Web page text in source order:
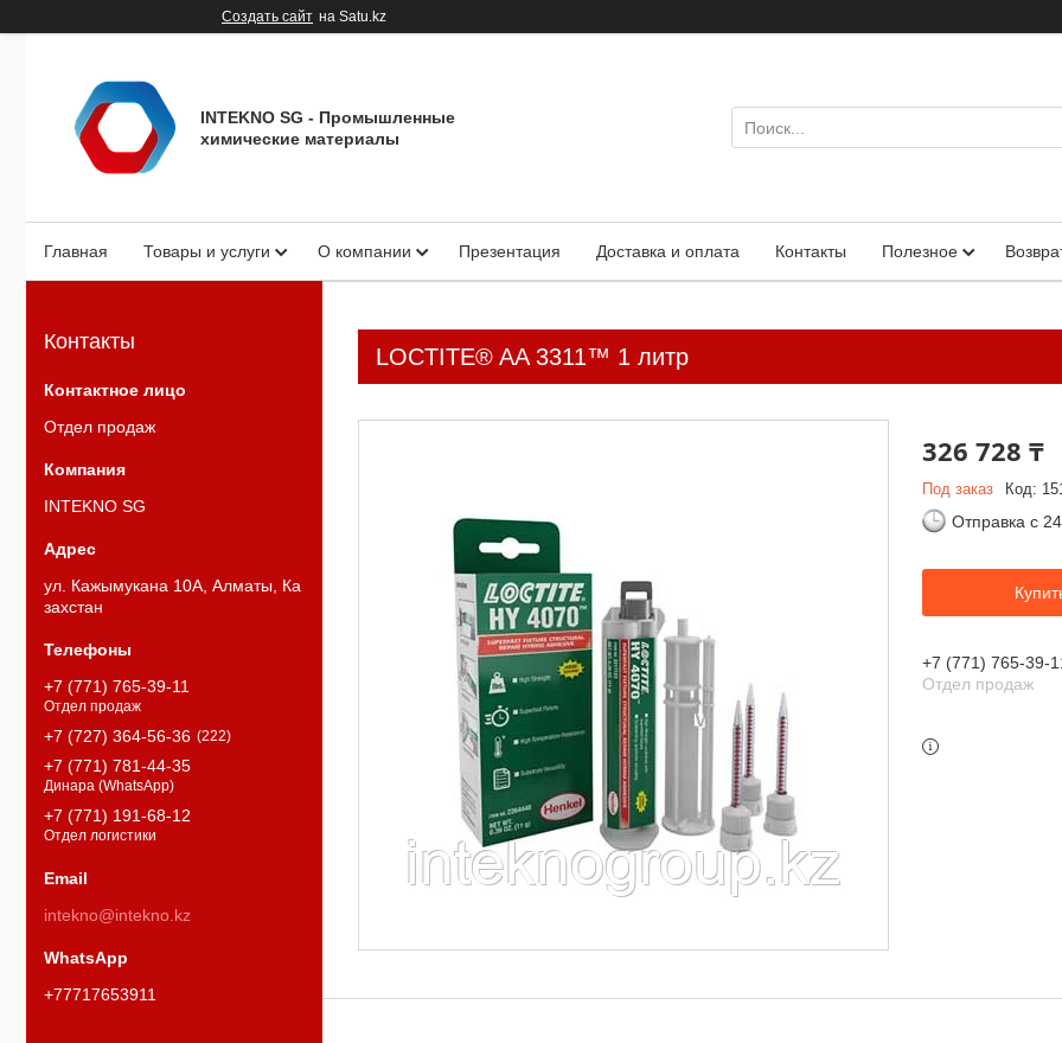
Создать сайт на Satu.kz
INTEKNO SG - Промышленные
химические материалы
Главная Товары и услуги О компании Презентация Доставка и оплата Контакты Полезное
LOCTITE® AA 3311™ 1 литр
326 728 ₸
Под заказ Код:
Отправка с
+7 (771) 765-39-
Отдел продаж
Контакты
Отдел продаж
INTEKNO SG
ул. Кажымукана 10А, Алматы, Ка
захстан
+7 (771) 765-39-11
Отдел продаж
+7 (727) 364-56-36 222
+7 (771) 781-44-35
Динара (WhatsApp)
+7 (771) 191-68-12
Отдел логистики
intekno@intekno.kz
+77717653911